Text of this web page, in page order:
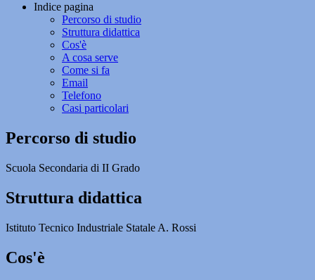
Indice pagina
Percorso di studio
Struttura didattica
Cos'è
A cosa serve
Come si fa
Email
Telefono
Casi particolari
Percorso di studio
Scuola Secondaria di II Grado
Struttura didattica
Istituto Tecnico Industriale Statale A. Rossi
Cos'è